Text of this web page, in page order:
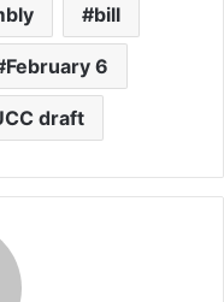
bill
February 6
draft